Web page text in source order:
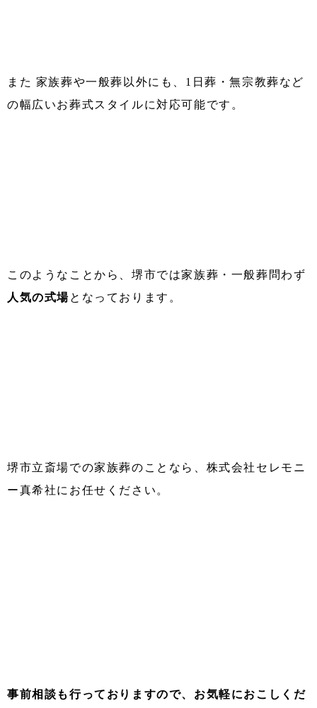
また 家族葬や一般葬以外にも、1日葬・無宗教葬など
の幅広いお葬式スタイルに対応可能です。
このようなことから、堺市では家族葬・一般葬問わず
人気の式場となっております。
堺市立斎場での家族葬のことなら、株式会社セレモニ
ー真希社にお任せください。
事前相談も行っておりますので、お気軽におこしくだ